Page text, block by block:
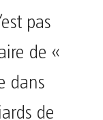
pas
de «
dans
de